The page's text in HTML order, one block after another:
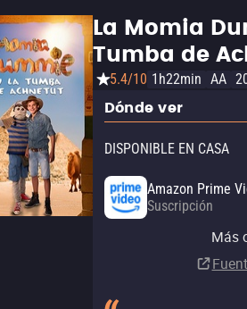
La Momia
Tumba de
5.4/10 1h22min AA
Dónde ver
DISPONIBLE EN CASA
Amazon Prime
Suscripción
Amazon Prime
Suscripción
Totalplay On
Amazon Video
Apple TV Store
YouTube
Looke Amazon
SuscripciónMás